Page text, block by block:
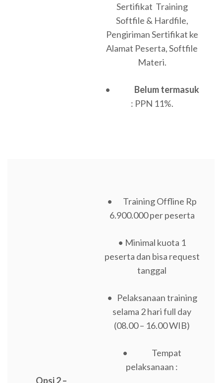
Sertifikat Training
Softfile & Hardfile,
Pengiriman Sertifikat ke
Alamat Peserta, Softfile
Materi.
• Belum termasuk
: PPN 11%.
Opsi 2 –
• Training Offline Rp
6.900.000 per peserta
• Minimal kuota 1
peserta dan bisa request
tanggal
• Pelaksanaan training
selama 2 hari full day
(08.00 – 16.00 WIB)
• Tempat
pelaksanaan :